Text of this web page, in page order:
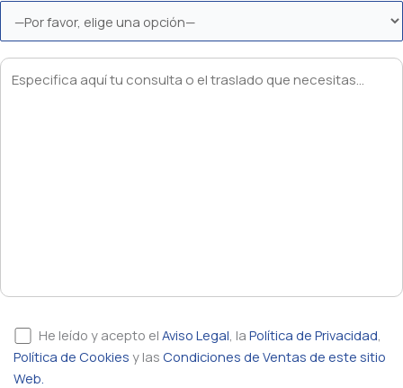
He leído y acepto el Aviso Legal , la Política de Privacidad
Política de Cookies y las Condiciones de Ventas de este sitio
Web.